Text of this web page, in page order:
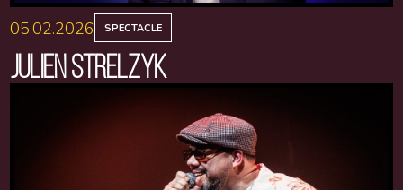
05.02.2026 SPECTACLE
JULIEN STRELZYK